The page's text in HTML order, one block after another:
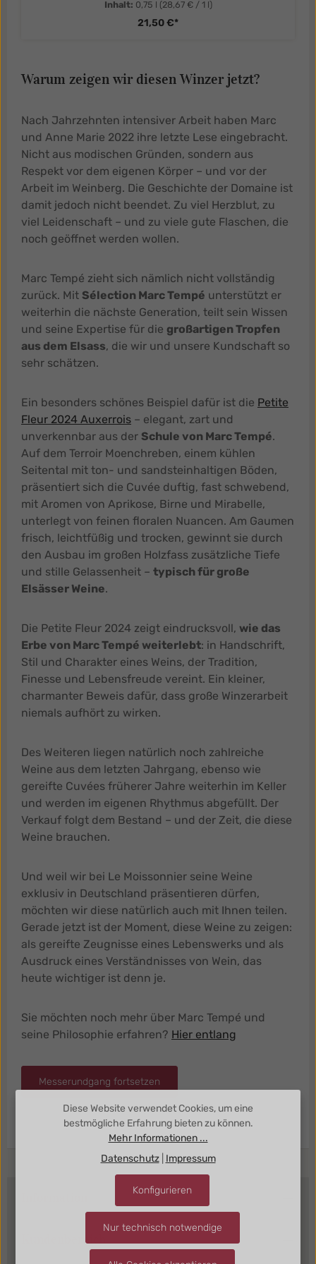
Inhalt: 0,75 l (28,67 € / 1 l)
21,50 €*
Warum zeigen wir diesen Winzer jetzt?
Nach Jahrzehnten intensiver Arbeit haben Marc
und Anne Marie 2022 ihre letzte Lese eingebracht.
Nicht aus modischen Gründen, sondern aus
Respekt vor dem eigenen Körper – und vor der
Arbeit im Weinberg. Die Geschichte der Domaine ist
damit jedoch nicht beendet. Zu viel Herzblut, zu
viel Leidenschaft – und zu viele gute Flaschen, die
noch geöffnet werden wollen.
Marc Tempé zieht sich nämlich nicht vollständig
zurück. Mit Sélection Marc Tempé unterstützt er
weiterhin die nächste Generation, teilt sein Wissen
und seine Expertise für die großartigen Tropfen
aus dem Elsass, die wir und unsere Kundschaft so
sehr schätzen.
Ein besonders schönes Beispiel dafür ist die Petite
Fleur 2024 Auxerrois – elegant, zart und
unverkennbar aus der Schule von Marc Tempé.
Auf dem Terroir Moenchreben, einem kühlen
Seitental mit ton- und sandsteinhaltigen Böden,
präsentiert sich die Cuvée duftig, fast schwebend,
mit Aromen von Aprikose, Birne und Mirabelle,
unterlegt von feinen floralen Nuancen. Am Gaumen
frisch, leichtfüßig und trocken, gewinnt sie durch
den Ausbau im großen Holzfass zusätzliche Tiefe
und stille Gelassenheit – typisch für große
Elsässer Weine.
Die Petite Fleur 2024 zeigt eindrucksvoll, wie das
Erbe von Marc Tempé weiterlebt: in Handschrift,
Stil und Charakter eines Weins, der Tradition,
Finesse und Lebensfreude vereint. Ein kleiner,
charmanter Beweis dafür, dass große Winzerarbeit
niemals aufhört zu wirken.
Des Weiteren liegen natürlich noch zahlreiche
Weine aus dem letzten Jahrgang, ebenso wie
gereifte Cuvées früherer Jahre weiterhin im Keller
und werden im eigenen Rhythmus abgefüllt. Der
Verkauf folgt dem Bestand – und der Zeit, die diese
Weine brauchen.
Und weil wir bei Le Moissonnier seine Weine
exklusiv in Deutschland präsentieren dürfen,
möchten wir diese natürlich auch mit Ihnen teilen.
Gerade jetzt ist der Moment, diese Weine zu zeigen:
als gereifte Zeugnisse eines Lebenswerks und als
Ausdruck eines Verständnisses von Wein, das
heute wichtiger ist denn je.
Sie möchten noch mehr über Marc Tempé und
seine Philosophie erfahren? Hier entlang
Messerundgang fortsetzen
Kundenbereich
Diese Website verwendet Cookies, um eine
bestmögliche Erfahrung bieten zu können.
Mehr Informationen ...
Datenschutz| Impressum
Nur technisch notwendige
Konfigurieren